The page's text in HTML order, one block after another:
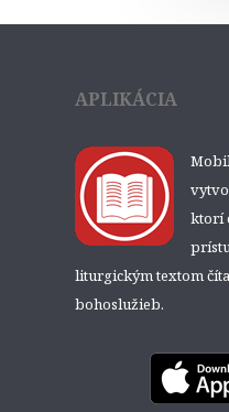
APLIKÁCIA
ktorí
liturgickým textom
bohoslužieb.